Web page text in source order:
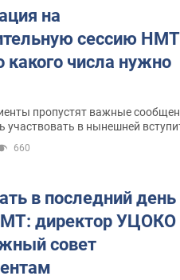
на
сессию НМТ
какого числа нужно
пропустят важные
участвовать в нынешней
660
в последний день
директор УЦОКО
совет